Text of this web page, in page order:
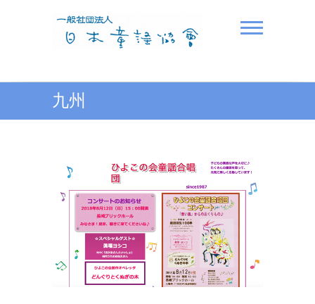
一般社団法人日本童謡協
会
九州